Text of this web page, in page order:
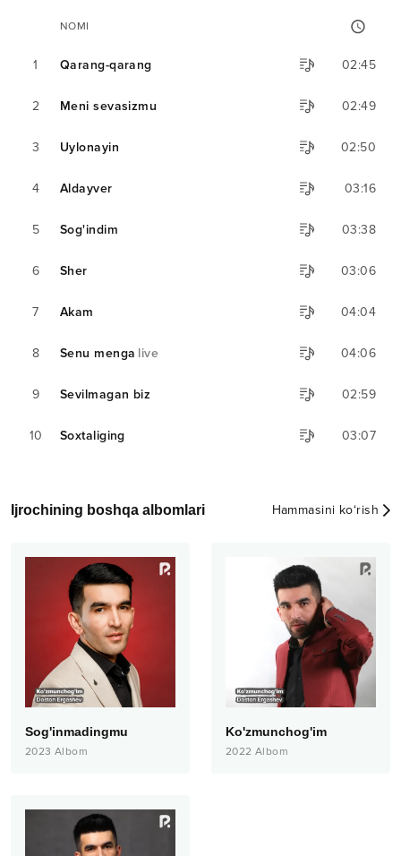
NOMI
1 Qarang-qarang 02:45
2 Meni sevasizmu 02:49
3 Uylonayin 02:50
4 Aldayver 03:16
5 Sog'indim 03:38
6 Sher 03:06
7 Akam 04:04
8 Senu menga live 04:06
9 Sevilmagan biz 02:59
10 Soxtaliging 03:07
Ijrochining boshqa albomlari Hammasini ko‘rish
Sog'inmadingmu
2023 Albom
Ko'zmunchog'im
2022 Albom